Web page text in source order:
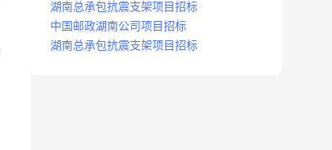
湖南总承包抗震支架项目招标
中国邮政湖南公司项目招标
湖南总承包抗震支架项目招标